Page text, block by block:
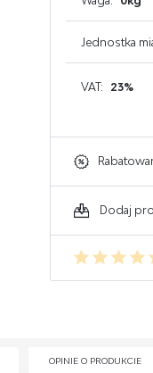
Jednostka
VAT: 23%
Dodaj
OPINIE O PRODUKCIE